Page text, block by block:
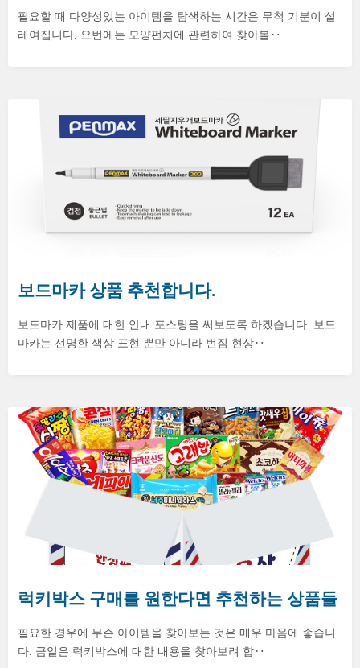
필요할 때 다양성있는 아이템을 탐색하는 시간은 무척 기분이 설
레여집니다. 요번에는 모양펀치에 관련하여 찾아볼‥
보드마카 상품 추천합니다.
보드마카 제품에 대한 안내 포스팅을 써보도록 하겠습니다. 보드
마카는 선명한 색상 표현 뿐만 아니라 번짐 현상‥
럭키박스 구매를 원한다면 추천하는 상품들
필요한 경우에 무슨 아이템을 찾아보는 것은 매우 마음에 좋습니
다. 금일은 럭키박스에 대한 내용을 찾아보려 합‥